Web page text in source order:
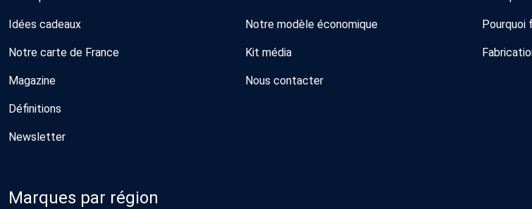
Idées cadeaux
Notre carte de France
Magazine
Définitions
Newsletter
Notre modèle économique
Kit média
Nous contacter
Pourquoi
Marques par région